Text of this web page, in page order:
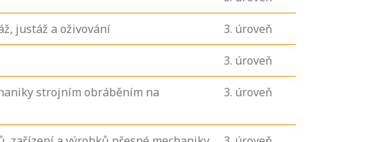
justáž a oživování 3. úroveň
3. úroveň
strojním obráběním na
3. úroveň